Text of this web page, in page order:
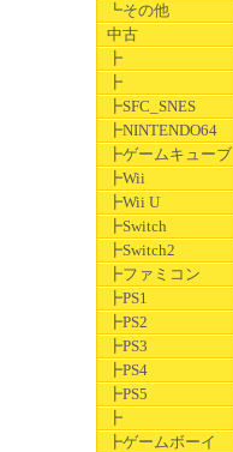
┗その他
中古
┣
┣
┣SFC_SNES
┣NINTENDO64
┣ゲームキューブ
┣Wii
┣Wii U
┣Switch
┣Switch2
┣ファミコン
┣PS1
┣PS2
┣PS3
┣PS4
┣PS5
┣
┣ゲームボーイ